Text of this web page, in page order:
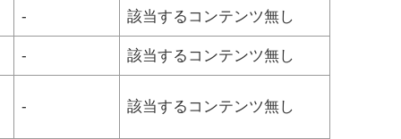
- 該当するコンテンツ無し
- 該当するコンテンツ無し
- 該当するコンテンツ無し